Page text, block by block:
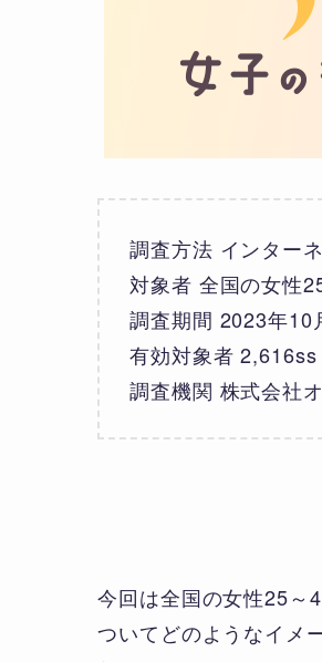
調査方法 インター
対象者 全国の女性
調査期間 2023年10
有効対象者 2,616ss
調査機関 株式会社
今回は全国の女性25～
ついてどのようなイメ